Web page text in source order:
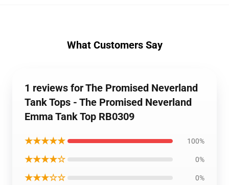
What Customers Say
1 reviews for The Promised Neverland
Tank Tops - The Promised Neverland
Emma Tank Top RB0309
★★★★★ 100%
★★★★☆ 0%
★★★☆☆ 0%